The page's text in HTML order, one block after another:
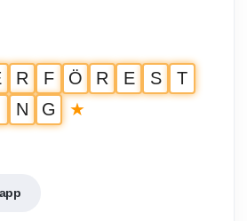
R F Ö R E S
T
N G ★